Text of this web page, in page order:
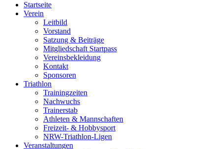
Startseite
Verein
Leitbild
Vorstand
Satzung & Beiträge
Mitgliedschaft Startpass
Vereinsbekleidung
Kontakt
Sponsoren
Triathlon
Trainingzeiten
Nachwuchs
Trainerstab
Athleten & Mannschaften
Freizeit- & Hobbysport
NRW-Triathlon-Ligen
Veranstaltungen